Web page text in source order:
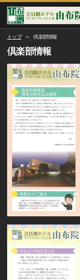
トップ 倶楽部情報
倶楽部情報